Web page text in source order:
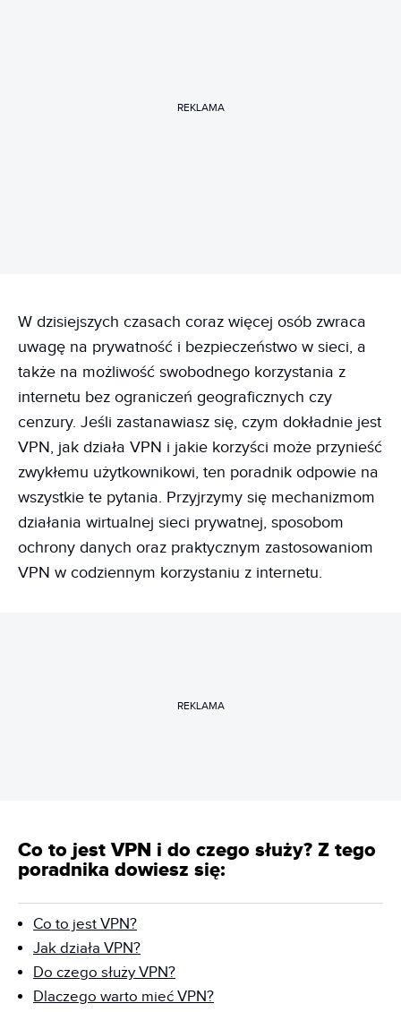
REKLAMA
W dzisiejszych czasach coraz więcej osób zwraca
uwagę na prywatność i bezpieczeństwo w sieci, a
także na możliwość swobodnego korzystania z
internetu bez ograniczeń geograficznych czy
cenzury. Jeśli zastanawiasz się, czym dokładnie jest
VPN, jak działa VPN i jakie korzyści może przynieść
zwykłemu użytkownikowi, ten poradnik odpowie na
wszystkie te pytania. Przyjrzymy się mechanizmom
działania wirtualnej sieci prywatnej, sposobom
ochrony danych oraz praktycznym zastosowaniom
VPN w codziennym korzystaniu z internetu.
REKLAMA
Co to jest VPN i do czego służy? Z tego
poradnika dowiesz się:
Co to jest VPN?
Jak działa VPN?
Do czego służy VPN?
Dlaczego warto mieć VPN?